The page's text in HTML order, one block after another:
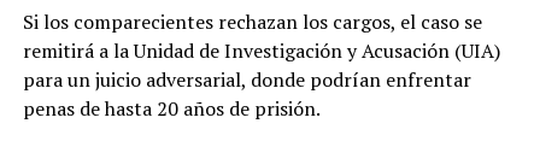
Si los comparecientes rechazan los cargos, el caso se
remitirá a la Unidad de Investigación y Acusación (UIA)
para un juicio adversarial, donde podrían enfrentar
penas de hasta 20 años de prisión.